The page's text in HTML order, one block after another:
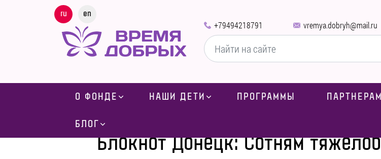
ru en
+79494218791 vremya.dobryh@mail.ru
О ФОНДЕ НАШИ ДЕТИ ПРОГРАММЫ ПАРТНЕРАМ
БЛОГ
Блокнот Донецк: Сотням